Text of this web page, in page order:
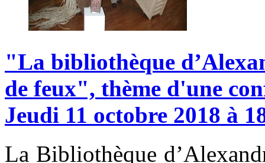
"La bibliothèque
de feux", thème d'une
Jeudi 11 octobre 2018 à
La Bibliothèque